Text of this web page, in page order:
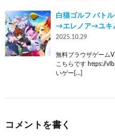
白猫ゴルフ バト
→エレノア→ユキ
2025.10.29
無料ブラウザゲーム
こちらです https://
いゲー[…]
コメントを書く